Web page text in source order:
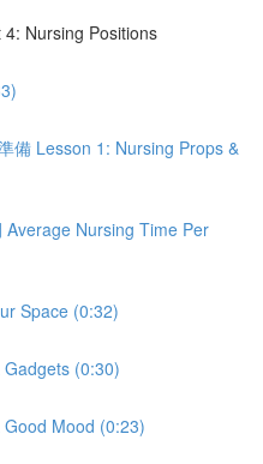
Nursing Positions
備 Lesson 1: Nursing Props &
Average Nursing Time Per
Space (0:32)
(0:30)
Mood (0:23)